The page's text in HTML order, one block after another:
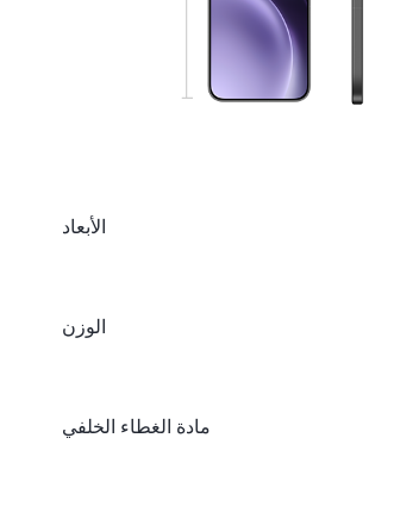
الأبعاد
الوزن
مادة الغطاء الخلفي